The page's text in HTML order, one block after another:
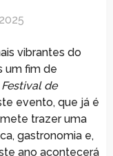
vibrantes do
um fim de
Festival de
evento, que já é
trazer uma
gastronomia e,
ano acontecerá